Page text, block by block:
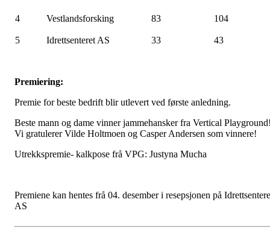
4 Vestlandsforsking 83 104
5 Idrettsenteret AS 33 43
Premiering:
Premie for beste bedrift blir utlevert ved første anledning.
Beste mann og dame vinner jammehansker fra Vertical
Vi gratulerer Vilde Holtmoen og Casper Andersen som vinnere!
Utrekkspremie- kalkpose frå VPG: Justyna Mucha
Premiene kan hentes frå 04. desember i resepsjonen på
AS